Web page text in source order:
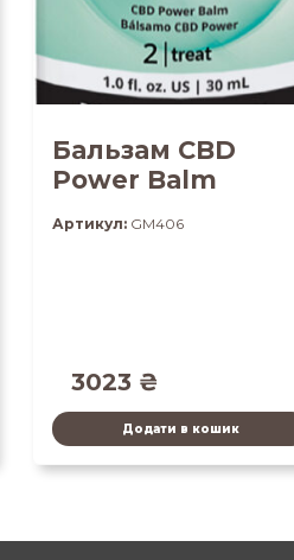
Бальзам CBD
Power Balm
Артикул:GM406
3023 ₴
Додати в кошик